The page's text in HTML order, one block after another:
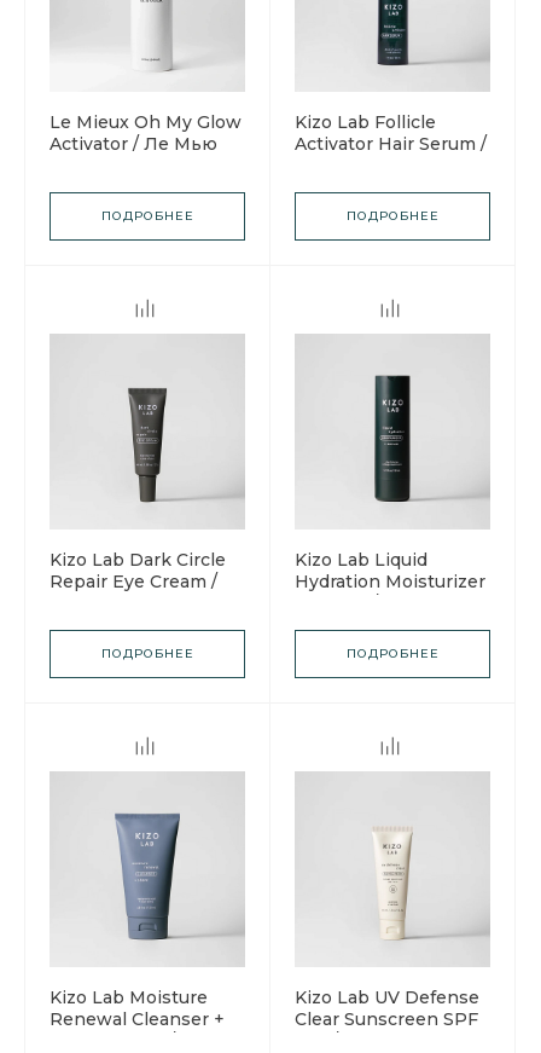
Le Mieux Oh My Glow
Activator / Ле Мью
сыворотки с
эффектом сияния
ПОДРОБНЕЕ
Kizo Lab Follicle
Activator Hair Serum /
для волос с
активатором
ПОДРОБНЕЕ
Kizo Lab Dark Circle
Repair Eye Cream /
темных кругов под
глазамиПОДРОБНЕЕ
Kizo Lab Liquid
Hydration Moisturizer
Увлажняющая крем-
сыворотка для лица
ПОДРОБНЕЕ
Kizo Lab Moisture
Renewal Cleanser +
Kizo Lab UV Defense
Clear Sunscreen SPF